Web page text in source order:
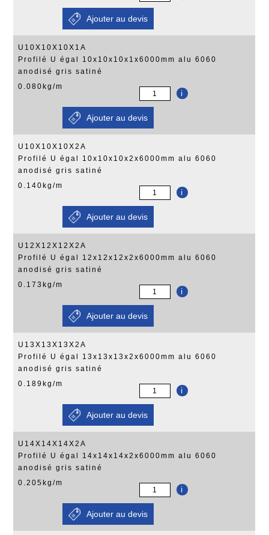
U10X10X10X1A
Profilé U égal 10x10x10x1x6000mm alu 6060
anodisé gris satiné
0.080kg/m
i
U10X10X10X2A
Profilé U égal 10x10x10x2x6000mm alu 6060
anodisé gris satiné
0.140kg/m
i
U12X12X12X2A
Profilé U égal 12x12x12x2x6000mm alu 6060
anodisé gris satiné
0.173kg/m
i
U13X13X13X2A
Profilé U égal 13x13x13x2x6000mm alu 6060
anodisé gris satiné
0.189kg/m
i
U14X14X14X2A
Profilé U égal 14x14x14x2x6000mm alu 6060
anodisé gris satiné
0.205kg/m
i